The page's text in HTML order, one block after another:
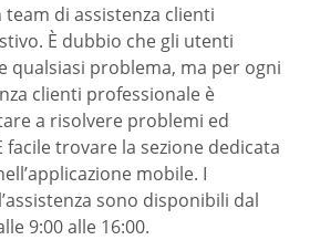
di assistenza clienti
È dubbio che gli utenti
qualsiasi problema, ma per ogni
clienti professionale è
a risolvere problemi ed
facile trovare la sezione dedicata
mobile. I
sono disponibili dal
9:00 alle 16:00.